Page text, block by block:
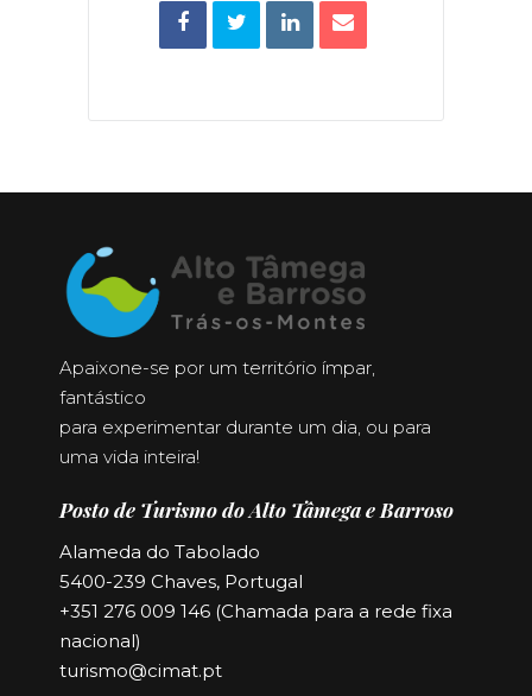
Apaixone-se por um território ímpar,
fantástico
para experimentar durante um dia, ou para
uma vida inteira!
Posto de Turismo do Alto Tâmega e Barroso
Alameda do Tabolado
5400-239 Chaves, Portugal
+351 276 009 146 (Chamada para a rede fixa
nacional)
turismo@cimat.pt